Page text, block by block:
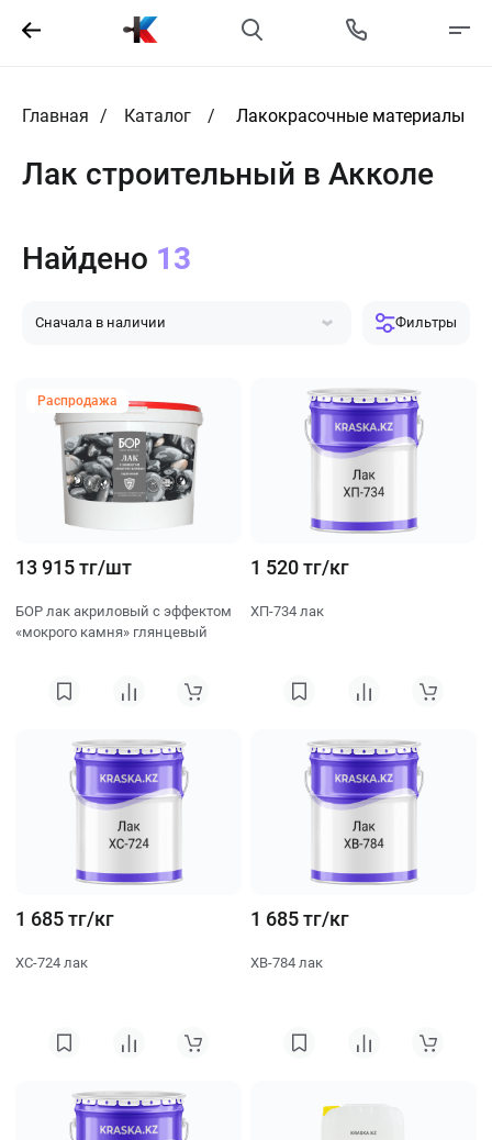
Главная Каталог Лакокрасочные материалы
Лак строительный в Акколе
Сначала в наличии
Фильтры
Найдено 13
Распродажа
13 915 тг/шт
БОР лак акриловый с эффектом
«мокрого камня» глянцевый
1 520 тг/кг
ХП-734 лак
1 685 тг/кг
ХС-724 лак
1 685 тг/кг
ХВ-784 лак